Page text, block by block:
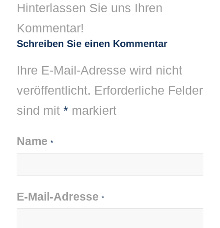
Hinterlassen Sie uns Ihren
Kommentar!
Schreiben Sie einen Kommentar
Ihre E-Mail-Adresse wird nicht
veröffentlicht. Erforderliche Felder
sind mit *markiert
Name *
E-Mail-Adresse *